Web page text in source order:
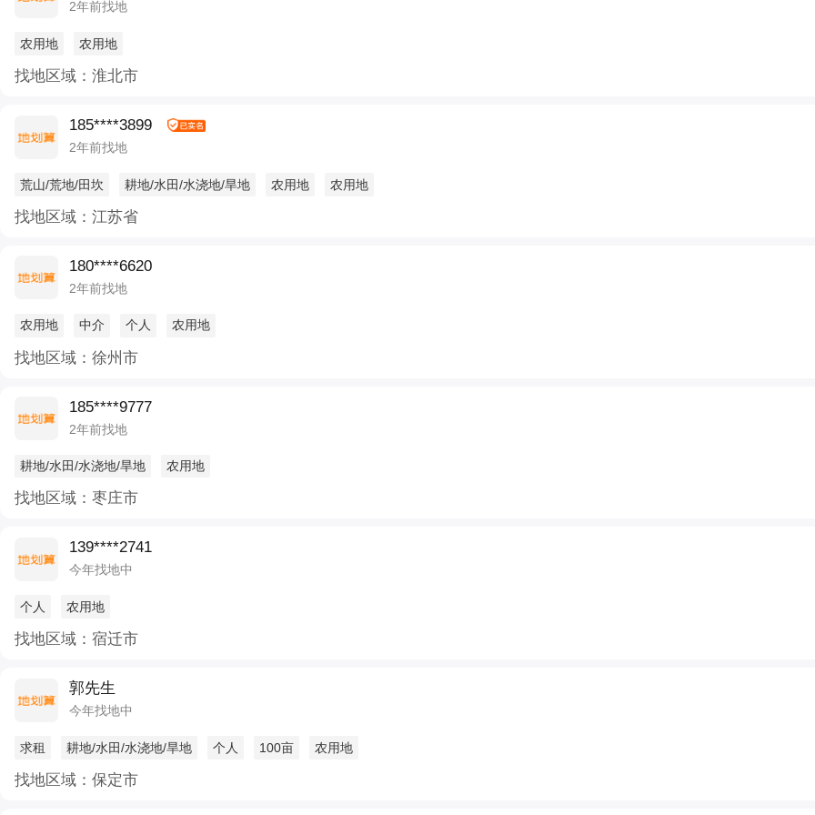
2年前找地
农用地 农用地
找地区域：淮北市
185****3899
2年前找地
荒山/荒地/田坎 耕地/水田/水浇地/旱地 农用地 农用地
找地区域：江苏省
180****6620
2年前找地
农用地 中介 个人 农用地
找地区域：徐州市
185****9777
2年前找地
耕地/水田/水浇地/旱地 农用地
找地区域：枣庄市
139****2741
今年找地中
个人 农用地
找地区域：宿迁市
郭先生
今年找地中
求租 耕地/水田/水浇地/旱地 个人 100亩 农用地
找地区域：保定市